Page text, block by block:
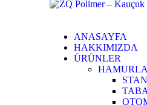
ANASAYFA
HAKKIMIZDA
ÜRÜNLER